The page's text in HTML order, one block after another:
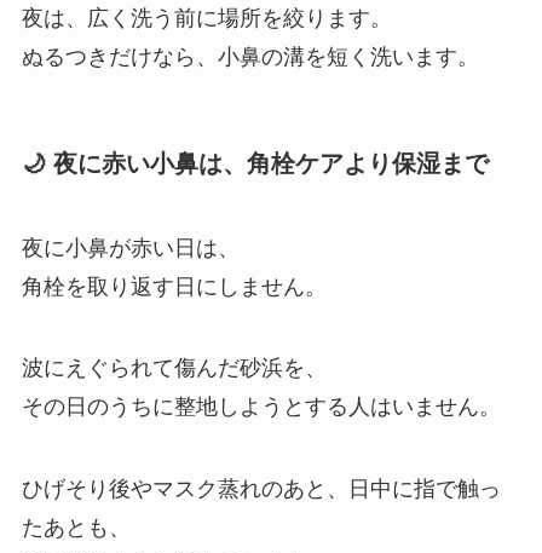
夜は、広く洗う前に場所を絞ります。
ぬるつきだけなら、小鼻の溝を短く洗います。
🌙 夜に赤い小鼻は、角栓ケアより保湿まで
夜に小鼻が赤い日は、
角栓を取り返す日にしません。
波にえぐられて傷んだ砂浜を、
その日のうちに整地しようとする人はいません。
ひげそり後やマスク蒸れのあと、日中に指で触っ
たあとも、